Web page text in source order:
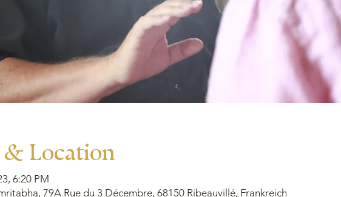
& Location
6:20 PM
79A Rue du 3 Décembre, 68150 Ribeauvillé, Frankreich